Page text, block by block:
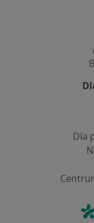
Dla